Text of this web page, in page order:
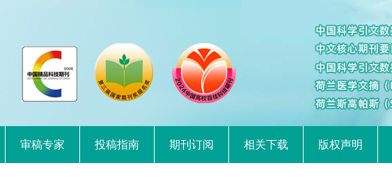
审稿专家 投稿指南 期刊订阅 相关下载 版权声明